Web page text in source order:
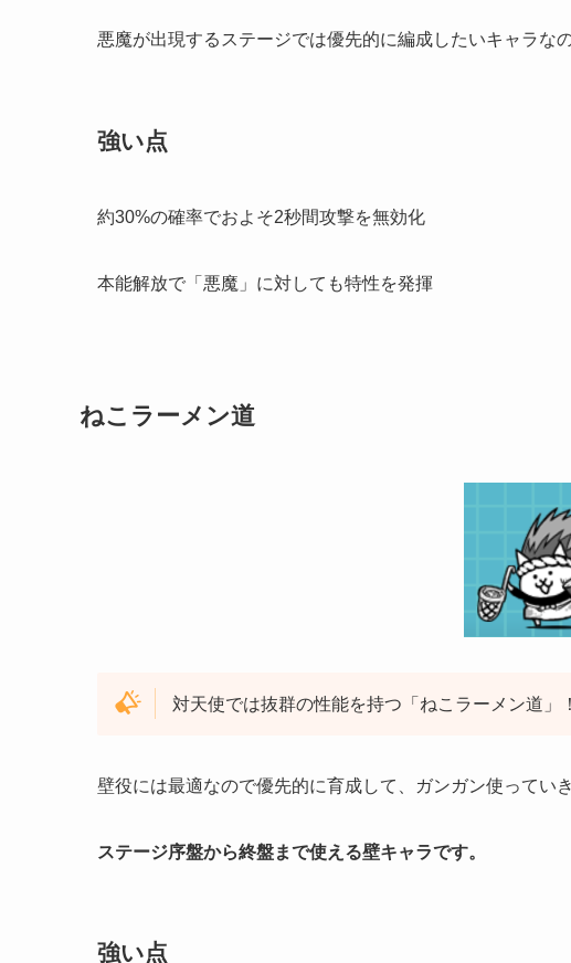
悪魔が出現するステージでは優先的に編成したいキャラな
強い点
約30%の確率でおよそ2秒間攻撃を無効化
本能解放で「悪魔」に対しても特性を発揮
ねこラーメン道
対天使では抜群の性能を持つ「ねこラーメン道」！
壁役には最適なので優先的に育成して、ガンガン使ってい
ステージ序盤から終盤まで使える壁キャラです。
強い点